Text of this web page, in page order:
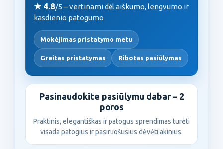
★ 4.8/5 – vertinami dėl aiškumo, lengvumo ir
kasdienio patogumo
Mokėjimas pristatymo metu
Greitas pristatymas Ribotas pasiūlymas
Pasinaudokite pasiūlymu dabar – 2
poros
Praktinis, elegantiškas ir patogus sprendimas turėti
visada patogius ir pasiruošusius dėvėti akinius.